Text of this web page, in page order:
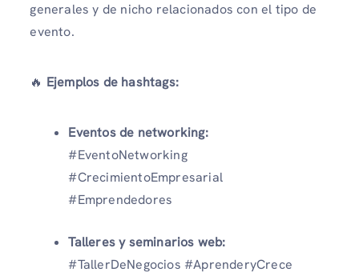
generales y de nicho relacionados con el tipo de
evento.
🔥 Ejemplos de hashtags:
Eventos de networking:
#EventoNetworking
#CrecimientoEmpresarial
#Emprendedores
Talleres y seminarios web:
#TallerDeNegocios #AprenderyCrece